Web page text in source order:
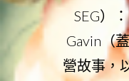
SEG）
Gavin（蓋
營故事，